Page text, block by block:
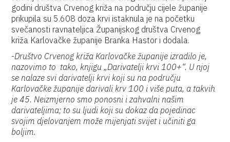
godini društva Crvenog križa na području cijele županije
prikupila su 5.608 doza krvi istaknula je na početku
svečanosti ravnateljica Županijskog društva Crvenog
križa Karlovačke županije Branka Hastor i dodala.
-Društvo Crvenog križa Karlovačke županije izradilo je,
nazovimo to tako, knjigu „Darivatelji krvi 100+“. U njoj
se nalaze svi darivatelji krvi koji su na području
Karlovačke županije darivali krv 100 i više puta, a takvih
je 45. Neizmjerno smo ponosni i zahvalni našim
darivateljima; to su ljudi koji su dokaz da pojedinac
svojim djelovanjem može mijenjati svijet i učiniti ga
boljim.